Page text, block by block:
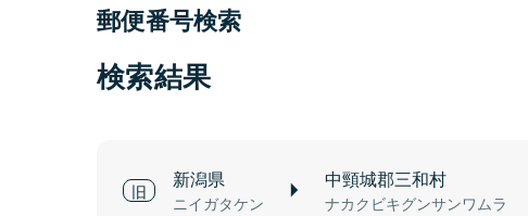
郵便番号検索
検索結果
新潟県
ニイガタケン
中頸城郡三和村
ナカクビキグンサンワムラ